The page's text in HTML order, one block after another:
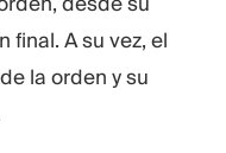
A su vez, el
la orden y su